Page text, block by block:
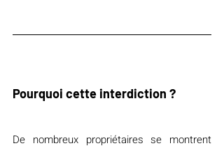
Pourquoi cette interdiction ?
De nombreux propriétaires se montrent